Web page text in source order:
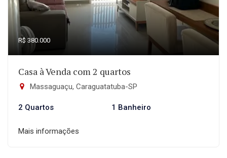
R$ 380.000
Casa à Venda com 2 quartos
Massaguaçu, Caraguatatuba-SP
2 Quartos 1 Banheiro
Mais informações